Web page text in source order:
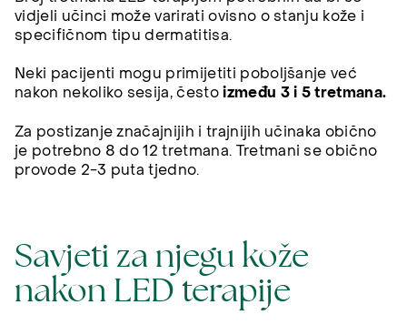
vidjeli učinci može varirati ovisno o stanju kože i
specifičnom tipu dermatitisa.
Neki pacijenti mogu primijetiti poboljšanje već
nakon nekoliko sesija, čestoizmeđu 3 i 5 tretmana.
Za postizanje značajnijih i trajnijih učinaka obično
je potrebno 8 do 12 tretmana. Tretmani se obično
provode 2-3 puta tjedno.
Savjeti za njegu kože
nakon LED terapije